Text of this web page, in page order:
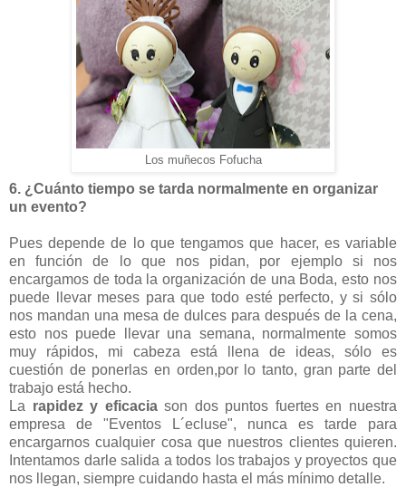
Los muñecos Fofucha
6. ¿Cuánto tiempo se tarda normalmente en organizar
un evento?
Pues depende de lo que tengamos que hacer, es variable
en función de lo que nos pidan, por ejemplo si nos
encargamos de toda la organización de una Boda, esto nos
puede llevar meses para que todo esté perfecto, y si sólo
nos mandan una mesa de dulces para después de la cena,
esto nos puede llevar una semana, normalmente somos
muy rápidos, mi cabeza está llena de ideas, sólo es
cuestión de ponerlas en orden,por lo tanto, gran parte del
trabajo está hecho.
La rapidez y eficaciason dos puntos fuertes en nuestra
empresa de "Eventos L´ecluse", nunca es tarde para
encargarnos cualquier cosa que nuestros clientes quieren.
Intentamos darle salida a todos los trabajos y proyectos que
nos llegan, siempre cuidando hasta el más mínimo detalle.